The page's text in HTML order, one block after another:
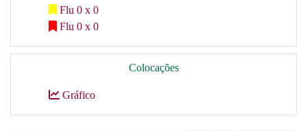
Flu 0 x 0
Flu 0 x 0
Colocações
Gráfico